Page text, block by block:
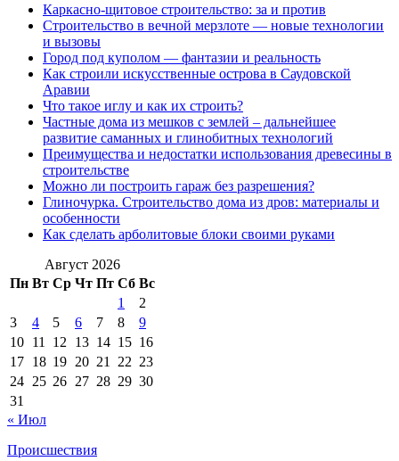
Каркасно-щитовое строительство: за и против
Строительство в вечной мерзлоте — новые технологии
и вызовы
Город под куполом — фантазии и реальность
Как строили искусственные острова в Саудовской
Аравии
Что такое иглу и как их строить?
Частные дома из мешков с землей – дальнейшее
развитие саманных и глинобитных технологий
Преимущества и недостатки использования древесины в
строительстве
Можно ли построить гараж без разрешения?
Глиночурка. Строительство дома из дров: материалы и
особенности
Как сделать арболитовые блоки своими руками
Август 2026
Пн Вт Ср Чт Пт Сб Вс
1
2
3
4 5 6 7 8
9
10 11 12 13 14 15 16
17 18 19 20 21 22 23
24 25 26 27 28 29 30
31
« Июл
Происшествия